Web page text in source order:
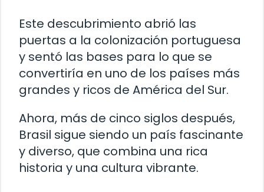
Este descubrimiento abrió las
puertas a la colonización portuguesa
y sentó las bases para lo que se
convertiría en uno de los países más
grandes y ricos de América del Sur.
Ahora, más de cinco siglos después,
Brasil sigue siendo un país fascinante
y diverso, que combina una rica
historia y una cultura vibrante.